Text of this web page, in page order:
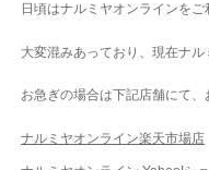
日頃はナルミヤオンラインを
大変混みあっており、現在ナ
お急ぎの場合は下記店舗にて、
ナルミヤオンライン楽天市場店